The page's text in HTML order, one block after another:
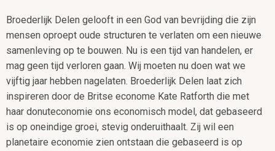
Broederlijk Delen gelooft in een God van bevrijding die zijn
mensen oproept oude structuren te verlaten om een nieuwe
samenleving op te bouwen. Nu is een tijd van handelen, er
mag geen tijd verloren gaan. Wij moeten nu doen wat we
vijftig jaar hebben nagelaten. Broederlijk Delen laat zich
inspireren door de Britse econome Kate Ratforth die met
haar donuteconomie ons economisch model, dat gebaseerd
is op oneindige groei, stevig onderuithaalt. Zij wil een
planetaire economie zien ontstaan die gebaseerd is op